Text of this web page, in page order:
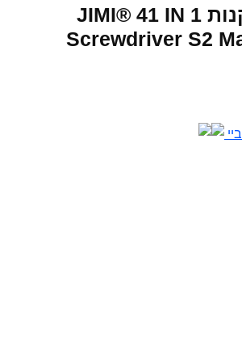
איפה עוד לקנות JIMI® 41 IN 1
Screwdriver S2